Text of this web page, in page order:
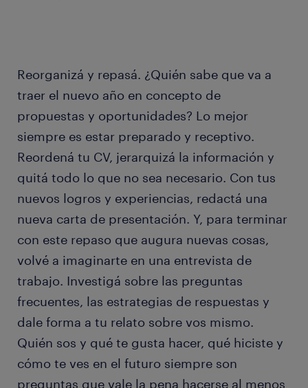
Reorganizá y repasá. ¿Quién sabe que va a
traer el nuevo año en concepto de
propuestas y oportunidades? Lo mejor
siempre es estar preparado y receptivo.
Reordená tu CV, jerarquizá la información y
quitá todo lo que no sea necesario. Con tus
nuevos logros y experiencias, redactá una
nueva carta de presentación. Y, para terminar
con este repaso que augura nuevas cosas,
volvé a imaginarte en una entrevista de
trabajo. Investigá sobre las preguntas
frecuentes, las estrategias de respuestas y
dale forma a tu relato sobre vos mismo.
Quién sos y qué te gusta hacer, qué hiciste y
cómo te ves en el futuro siempre son
preguntas que vale la pena hacerse al menos